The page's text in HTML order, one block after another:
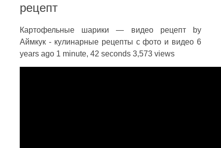
рецепт
Картофельные шарики — видео рецепт by
Аймкук - кулинарные рецепты с фото и видео 6
years ago 1 minute, 42 seconds 3,573 views